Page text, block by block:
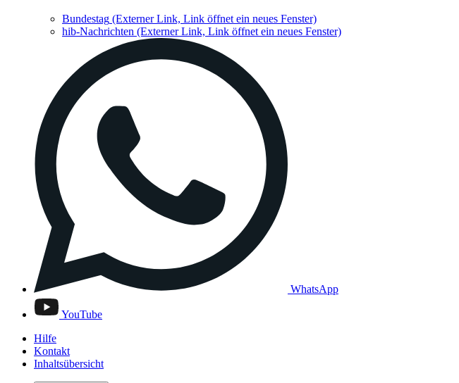
Bundestag (Externer Link, Link öffnet ein neues Fenster)
hib-Nachrichten (Externer Link, Link öffnet ein neues Fenster)
WhatsApp
YouTube
Hilfe
Kontakt
Inhaltsübersicht